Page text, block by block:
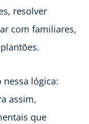
resolver
com familiares,
lógica:
assim,
que